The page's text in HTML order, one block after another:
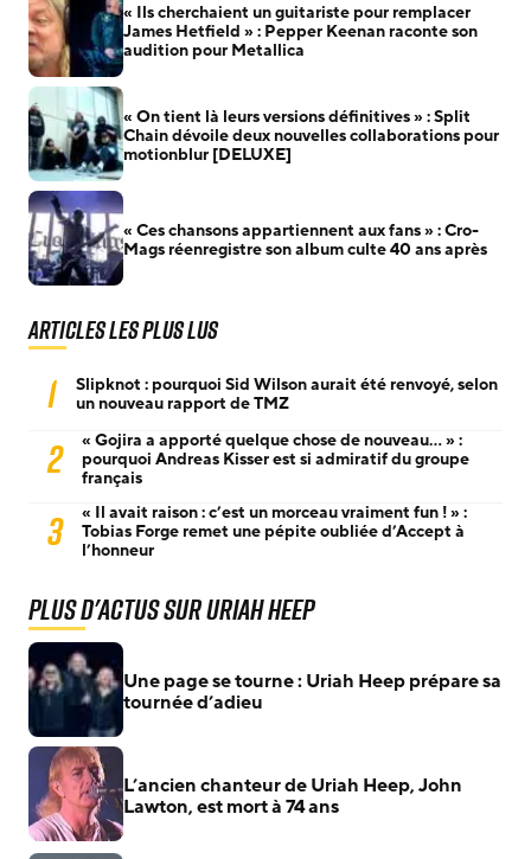
« Ils cherchaient un guitariste pour remplacer
James Hetfield » : Pepper Keenan raconte son
audition pour Metallica
« On tient là leurs versions définitives » : Split
Chain dévoile deux nouvelles collaborations pour
motionblur [DELUXE]
« Ces chansons appartiennent aux fans » : Cro-
Mags réenregistre son album culte 40 ans après
Articles les plus lus
1
Slipknot : pourquoi Sid Wilson aurait été renvoyé, selon
un nouveau rapport de TMZ
2
« Gojira a apporté quelque chose de nouveau… » :
pourquoi Andreas Kisser est si admiratif du groupe
français
3
« Il avait raison : c’est un morceau vraiment fun ! » :
Tobias Forge remet une pépite oubliée d’Accept à
l’honneur
Plus d'actus sur Uriah Heep
Une page se tourne : Uriah Heep prépare sa
tournée d’adieu
L’ancien chanteur de Uriah Heep, John
Lawton, est mort à 74 ans